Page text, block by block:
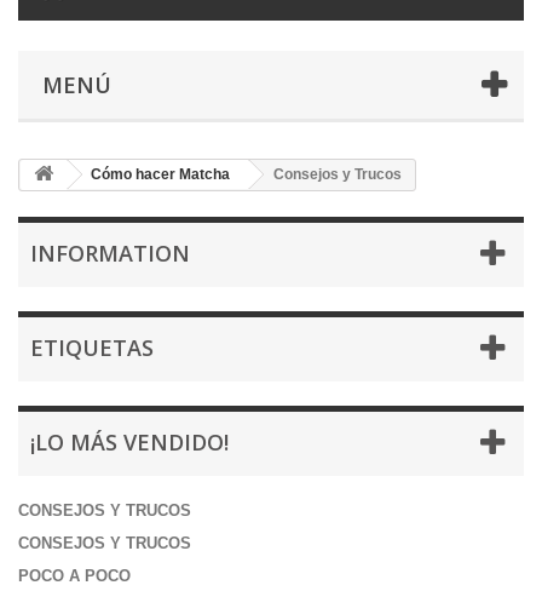
MENÚ
Cómo hacer Matcha Consejos y Trucos
INFORMATION
ETIQUETAS
¡LO MÁS VENDIDO!
CONSEJOS Y TRUCOS
CONSEJOS Y TRUCOS
POCO A POCO